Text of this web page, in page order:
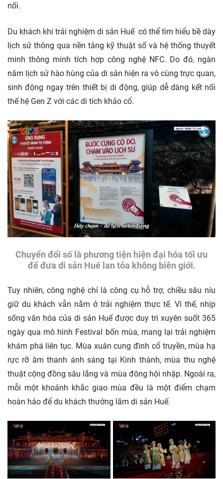
nối.
Du khách khi trải nghiệm di sản Huế có thể tìm hiểu bề dày
lịch sử thông qua nền tảng kỹ thuật số và hệ thống thuyết
minh thông minh tích hợp công nghệ NFC. Do đó, ngàn
năm lịch sử hào hùng của di sản hiện ra vô cùng trực quan,
sinh động ngay trên thiết bị di động, giúp dễ dàng kết nối
thế hệ Gen Z với các di tích khảo cổ.
Chuyển đổi số là phương tiện hiện đại hóa tối ưu
để đưa di sản Huế lan tỏa không biên giới.
Tuy nhiên, công nghệ chỉ là công cụ hỗ trợ, chiều sâu níu
giữ du khách vẫn nằm ở trải nghiệm thực tế. Vì thế, nhịp
sống văn hóa của di sản Huế được duy trì xuyên suốt 365
ngày qua mô hình Festival bốn mùa, mang lại trải nghiệm
khám phá liên tục. Mùa xuân cung đình cổ truyền, mùa hạ
rực rỡ âm thanh ánh sáng tại Kinh thành, mùa thu nghệ
thuật cộng đồng sâu lắng và mùa đông hội nhập. Ngoài ra,
mỗi một khoảnh khắc giao mùa đều là một điểm chạm
hoàn hảo để du khách thưởng lãm di sản Huế.